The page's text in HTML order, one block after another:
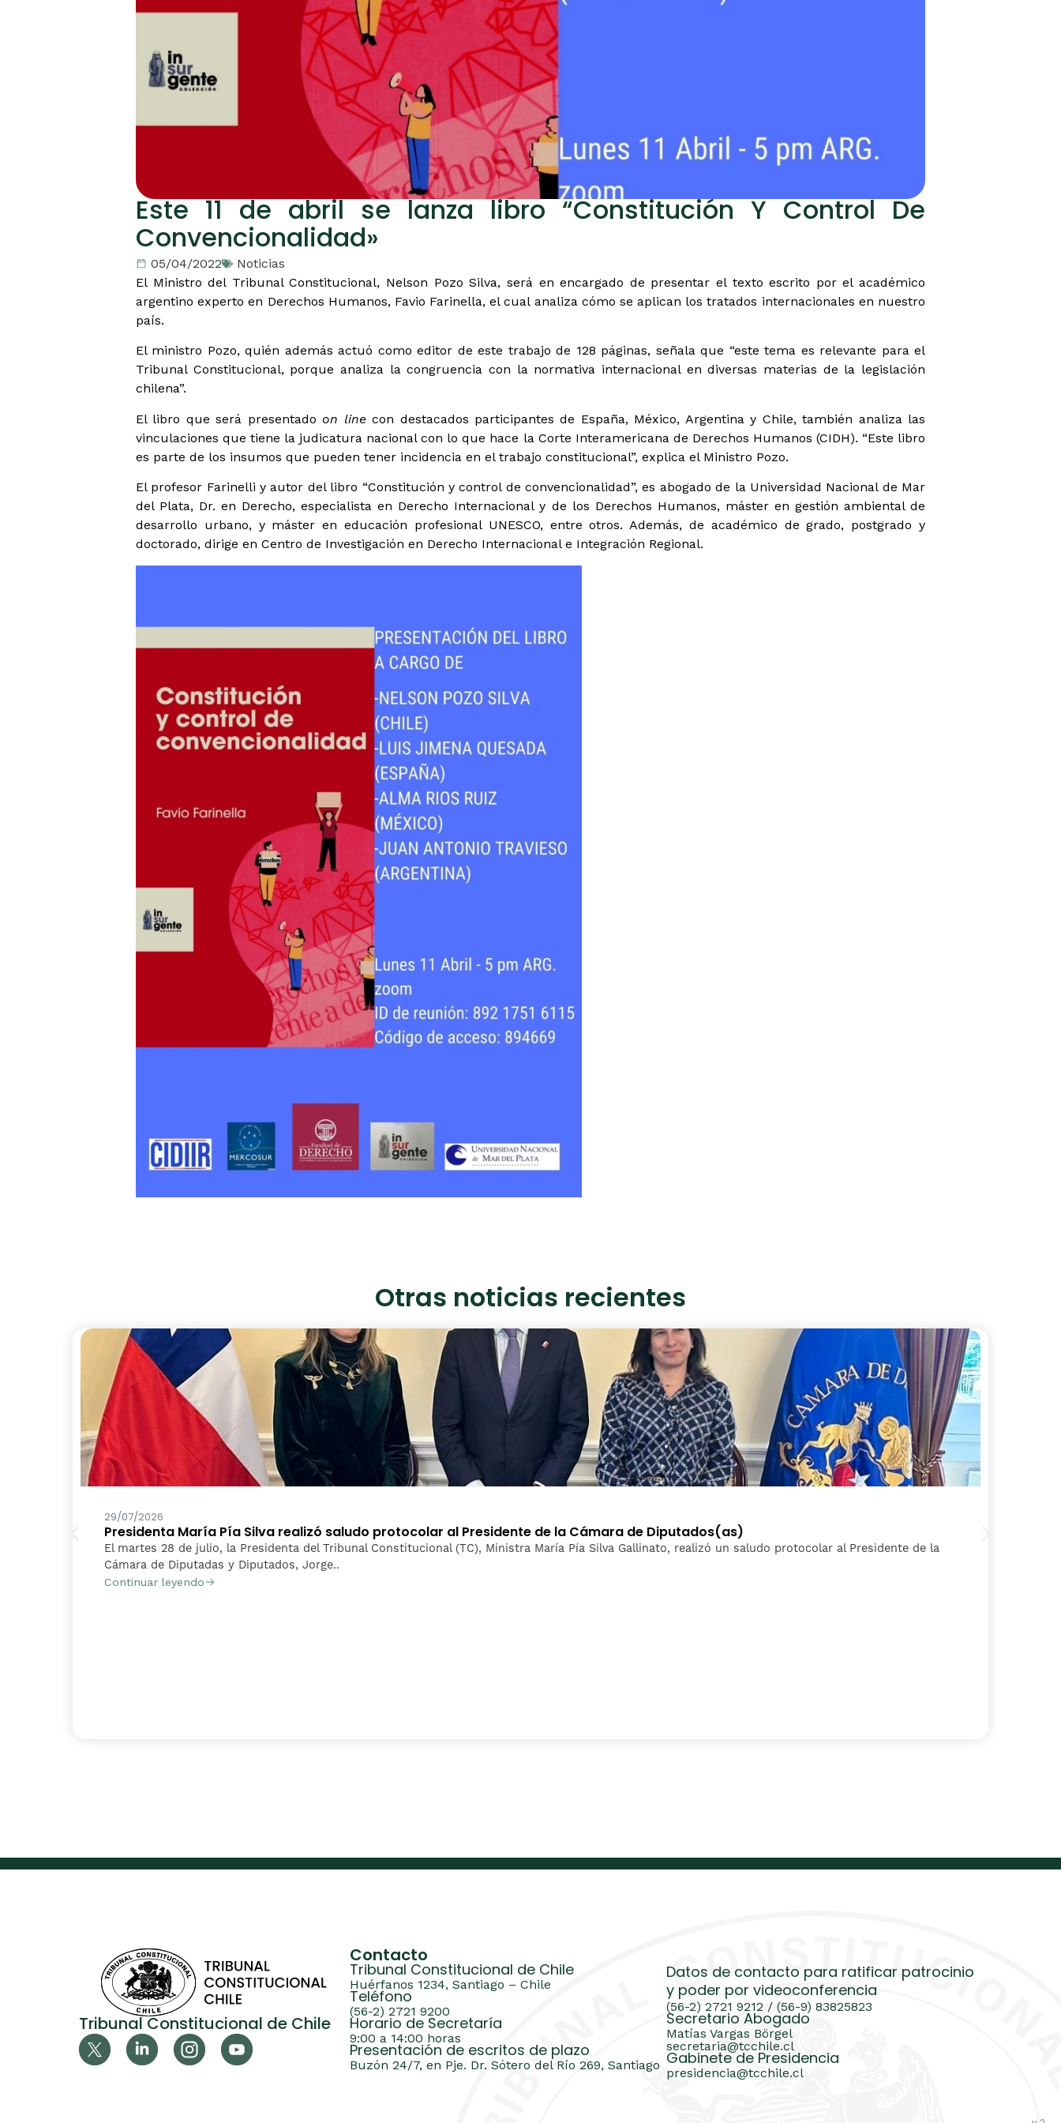
Este 11 de abril se lanza libro “Constitución Y Control De
Convencionalidad»
05/04/2022
Noticias
El Ministro del Tribunal Constitucional, Nelson Pozo Silva, será en encargado de presentar el texto escrito por el académico
argentino experto en Derechos Humanos, Favio Farinella, el cual analiza cómo se aplican los tratados internacionales en nuestro
país.
El ministro Pozo, quién además actuó como editor de este trabajo de 128 páginas, señala que “este tema es relevante para el
Tribunal Constitucional, porque analiza la congruencia con la normativa internacional en diversas materias de la legislación
chilena”.
El libro que será presentado on linecon destacados participantes de España, México, Argentina y Chile, también analiza las
vinculaciones que tiene la judicatura nacional con lo que hace la Corte Interamericana de Derechos Humanos (CIDH). “Este libro
es parte de los insumos que pueden tener incidencia en el trabajo constitucional”, explica el Ministro Pozo.
El profesor Farinelli y autor del libro “Constitución y control de convencionalidad”, es abogado de la Universidad Nacional de Mar
del Plata, Dr. en Derecho, especialista en Derecho Internacional y de los Derechos Humanos, máster en gestión ambiental de
desarrollo urbano, y máster en educación profesional UNESCO, entre otros. Además, de académico de grado, postgrado y
doctorado, dirige en Centro de Investigación en Derecho Internacional e Integración Regional.
Otras noticias recientes
29/07/2026
Presidenta María Pía Silva realizó saludo protocolar al Presidente de la Cámara de Diputados(as)
El martes 28 de julio, la Presidenta del Tribunal Constitucional (TC), Ministra María Pía Silva Gallinato, realizó un saludo protocolar al Presidente de la
Cámara de Diputadas y Diputados, Jorge..
Continuar leyendo
Tribunal Constitucional de Chile
Contacto
Tribunal Constitucional de Chile
Huérfanos 1234, Santiago – Chile
Teléfono
(56-2) 2721 9200
Horario de Secretaría
9:00 a 14:00 horas
Presentación de escritos de plazo
Buzón 24/7, en Pje. Dr. Sótero del Río 269, Santiago
Datos de contacto para ratificar patrocinio
y poder por videoconferencia
(56-2) 2721 9212 / (56-9) 83825823
Secretario Abogado
Matías Vargas Börgel
secretaria@tcchile.cl
Gabinete de Presidencia
presidencia@tcchile.cl